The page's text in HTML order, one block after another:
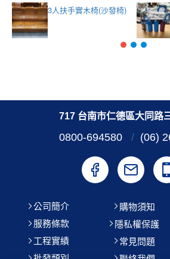
3人扶手實木椅(沙發椅)
717 台南市仁德區大同路
0800-694580 / (06)
公司簡介
服務條款
工程實績
購物須知
隱私權保護
常見問題